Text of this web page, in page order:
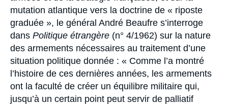
mutation atlantique vers la doctrine de « riposte
graduée », le général André Beaufre s’interroge
dans Politique étrangère (n° 4/1962) sur la nature
des armements nécessaires au traitement d’une
situation politique donnée : « Comme l’a montré
l’histoire de ces dernières années, les armements
ont la faculté de créer un équilibre militaire qui,
jusqu’à un certain point peut servir de palliatif